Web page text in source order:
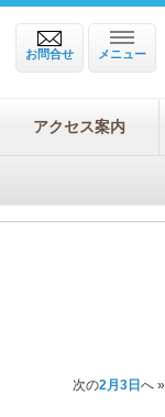
メニュー
お問合せ
アクセス案内
次の2月3日 へ »